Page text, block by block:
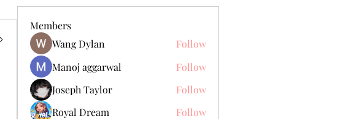
Members
Wang Dylan
Follow
Manoj aggarwal
Follow
Joseph Taylor
Follow
Royal Dream
Follow